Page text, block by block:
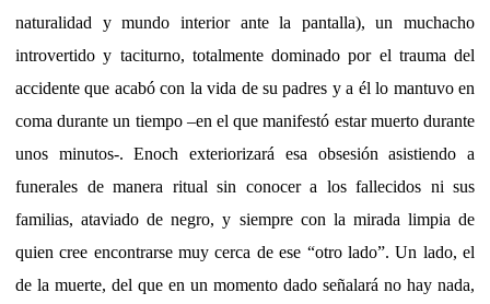
naturalidad y mundo interior ante la pantalla), un muchacho
introvertido y taciturno, totalmente dominado por el trauma del
accidente que acabó con la vida de su padres y a él lo mantuvo en
coma durante un tiempo –en el que manifestó estar muerto durante
unos minutos-. Enoch exteriorizará esa obsesión asistiendo a
funerales de manera ritual sin conocer a los fallecidos ni sus
familias, ataviado de negro, y siempre con la mirada limpia de
quien cree encontrarse muy cerca de ese “otro lado”. Un lado, el
de la muerte, del que en un momento dado señalará no hay nada,